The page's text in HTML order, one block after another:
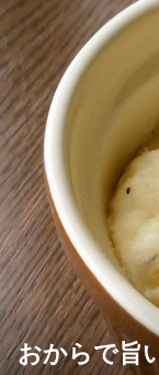
おからで旨